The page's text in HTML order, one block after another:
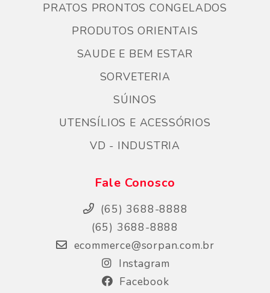
PRATOS PRONTOS CONGELADOS
PRODUTOS ORIENTAIS
SAUDE E BEM ESTAR
SORVETERIA
SÚINOS
UTENSÍLIOS E ACESSÓRIOS
VD - INDUSTRIA
Fale Conosco
(65) 3688-8888
(65) 3688-8888
ecommerce@sorpan.com.br
Instagram
Facebook